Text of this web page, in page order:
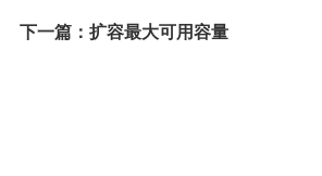
下一篇：扩容最大可用容量